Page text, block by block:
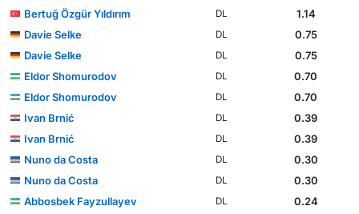
Bertuğ Özgür Yıldırım
DL
1.14
Davie Selke
DL
0.75
Davie Selke
DL
0.75
Eldor Shomurodov
DL
0.70
Eldor Shomurodov
DL
0.70
Ivan Brnić
DL
0.39
Ivan Brnić
DL
0.39
Nuno da Costa
DL
0.30
Nuno da Costa
DL
0.30
Abbosbek Fayzullayev
DL
0.24